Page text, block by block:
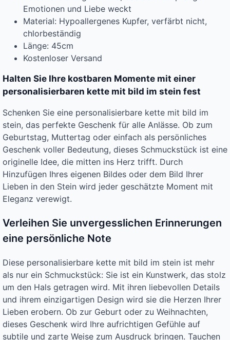
Emotionen und Liebe weckt
Material: Hypoallergenes Kupfer, verfärbt nicht,
chlorbeständig
Länge: 45cm
Kostenloser Versand
Halten Sie Ihre kostbaren Momente mit einer
personalisierbaren kette mit bild im stein fest
Schenken Sie eine personalisierbare kette mit bild im
stein, das perfekte Geschenk für alle Anlässe. Ob zum
Geburtstag, Muttertag oder einfach als persönliches
Geschenk voller Bedeutung, dieses Schmuckstück ist eine
originelle Idee, die mitten ins Herz trifft. Durch
Hinzufügen Ihres eigenen Bildes oder dem Bild Ihrer
Lieben in den Stein wird jeder geschätzte Moment mit
Eleganz verewigt.
Verleihen Sie unvergesslichen Erinnerungen
eine persönliche Note
Diese personalisierbare kette mit bild im stein ist mehr
als nur ein Schmuckstück: Sie ist ein Kunstwerk, das stolz
um den Hals getragen wird. Mit ihren liebevollen Details
und ihrem einzigartigen Design wird sie die Herzen Ihrer
Lieben erobern. Ob zur Geburt oder zu Weihnachten,
dieses Geschenk wird Ihre aufrichtigen Gefühle auf
subtile und zarte Weise zum Ausdruck bringen. Tauchen